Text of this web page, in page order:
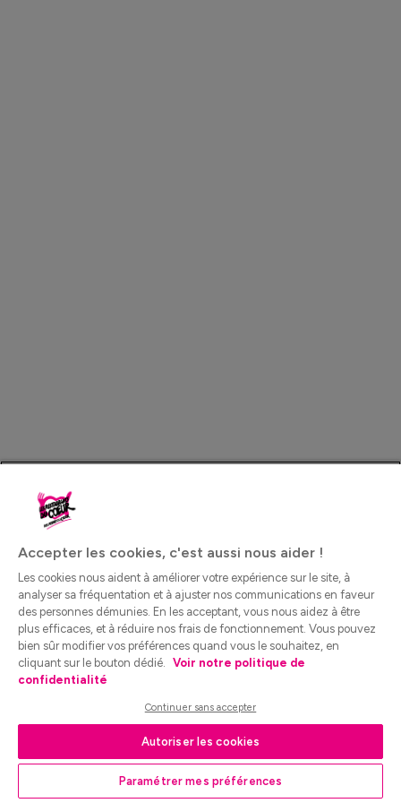
Accepter les cookies, c'est aussi nous aider !
Les cookies nous aident à améliorer votre expérience sur le site, à
analyser sa fréquentation et à ajuster nos communications en faveur
des personnes démunies. En les acceptant, vous nous aidez à être
plus efficaces, et à réduire nos frais de fonctionnement. Vous pouvez
bien sûr modifier vos préférences quand vous le souhaitez, en
cliquant sur le bouton dédié. Voir notre politique de
confidentialité
Continuer sans accepter
Autoriser les cookies
Paramétrer mes préférences